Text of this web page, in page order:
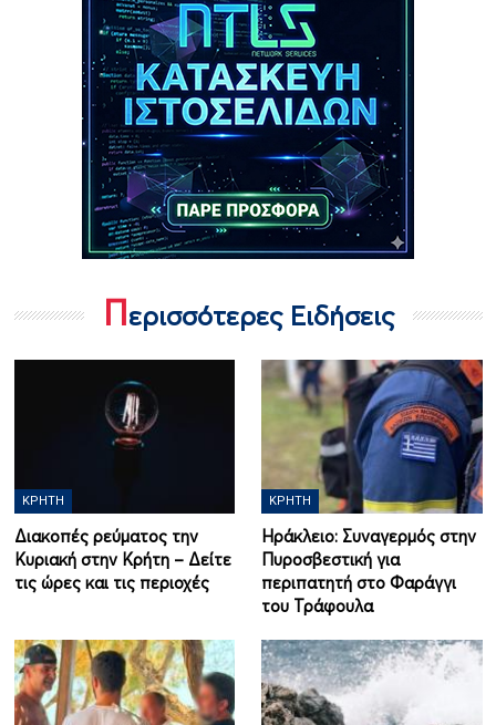
Περισσότερες Ειδήσεις
ΚΡΉΤΗ
Διακοπές ρεύματος την
Κυριακή στην Κρήτη – Δείτε
τις ώρες και τις περιοχές
ΚΡΉΤΗ
Ηράκλειο: Συναγερμός στην
Πυροσβεστική για
περιπατητή στο Φαράγγι
του Τράφουλα